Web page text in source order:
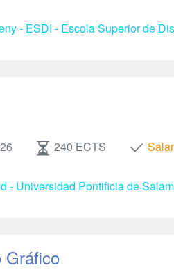
- ESDI - Escola Superior de
240 ECTS
- Universidad Pontificia de
Gráfico